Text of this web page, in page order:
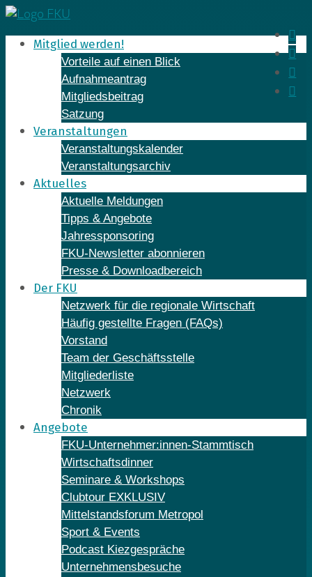
Skip
to
contentMitglied werden!
Vorteile auf einen Blick
Aufnahmeantrag
Mitgliedsbeitrag
Satzung
Veranstaltungen
Veranstaltungskalender
Veranstaltungsarchiv
Aktuelles
Aktuelle Meldungen
Tipps & Angebote
Jahressponsoring
FKU-Newsletter abonnieren
Presse & Downloadbereich
Der FKU
Netzwerk für die regionale Wirtschaft
Häufig gestellte Fragen (FAQs)
Vorstand
Team der Geschäftsstelle
Mitgliederliste
Netzwerk
Chronik
Angebote
FKU-Unternehmer:innen-Stammtisch
Wirtschaftsdinner
Seminare & Workshops
Clubtour EXKLUSIV
Mittelstandsforum Metropol
Sport & Events
Podcast Kiezgespräche
Unternehmensbesuche